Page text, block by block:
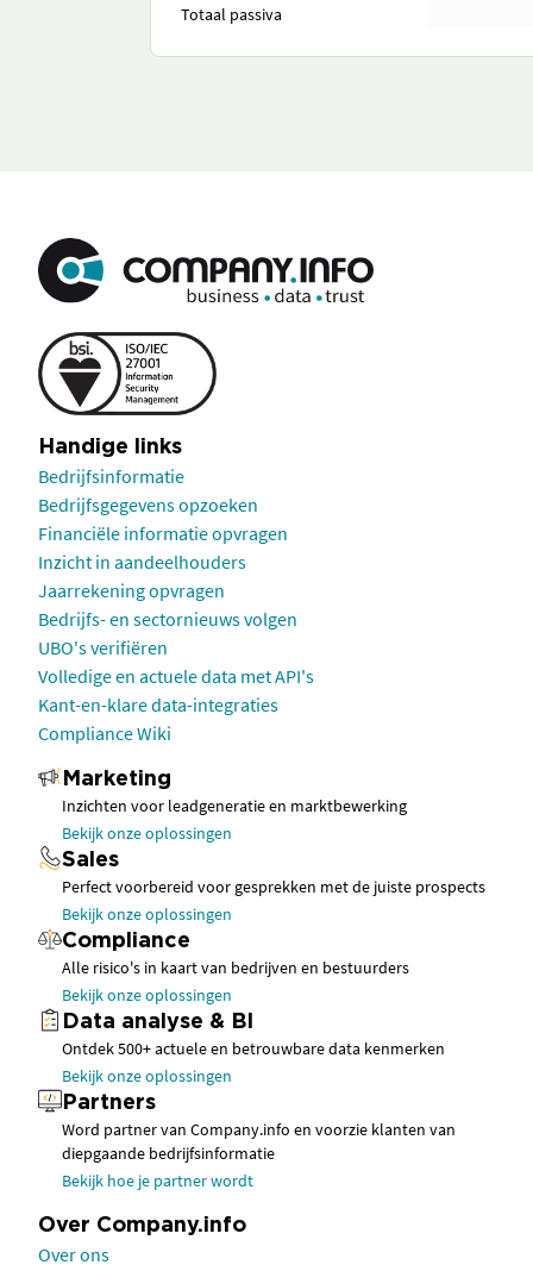
Totaal passiva
Handige links
Bedrijfsinformatie
Bedrijfsgegevens opzoeken
Financiële informatie opvragen
Inzicht in aandeelhouders
Jaarrekening opvragen
Bedrijfs- en sectornieuws volgen
UBO's verifiëren
Volledige en actuele data met API's
Kant-en-klare data-integraties
Compliance Wiki
Marketing
Inzichten voor leadgeneratie en marktbewerking
Bekijk onze oplossingen
Sales
Perfect voorbereid voor gesprekken met de juiste prospects
Bekijk onze oplossingen
Compliance
Alle risico's in kaart van bedrijven en bestuurders
Bekijk onze oplossingen
Data analyse & BI
Ontdek 500+ actuele en betrouwbare data kenmerken
Bekijk onze oplossingen
Partners
Word partner van Company.info en voorzie klanten van
diepgaande bedrijfsinformatie
Bekijk hoe je partner wordt
Over Company.info
Over ons